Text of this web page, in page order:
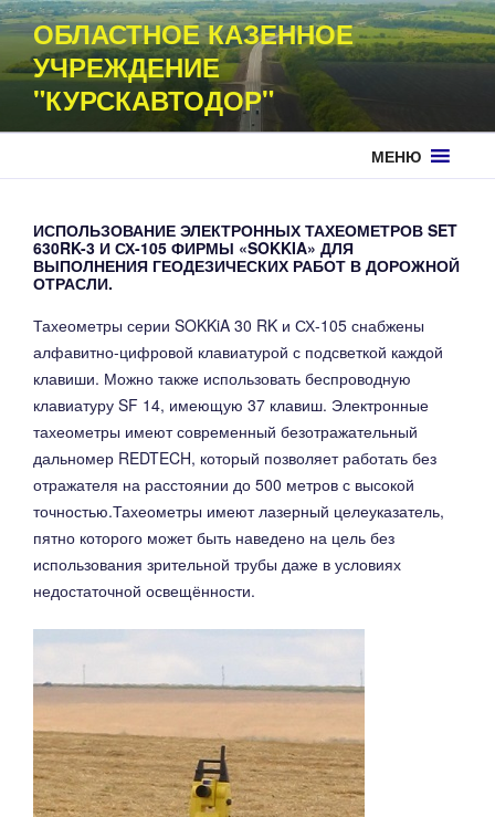
Перейти
к
содержимому
ОБЛАСТНОЕ КАЗЕННОЕ
УЧРЕЖДЕНИЕ
"КУРСКАВТОДОР"
МЕНЮ
ИСПОЛЬЗОВАНИЕ ЭЛЕКТРОННЫХ ТАХЕОМЕТРОВ SET
630RK-3 И СХ-105 ФИРМЫ «SOKKIA» ДЛЯ
ВЫПОЛНЕНИЯ ГЕОДЕЗИЧЕСКИХ РАБОТ В ДОРОЖНОЙ
ОТРАСЛИ.
Тахеометры серии SOKKiA 30 RK и СХ-105 снабжены
алфавитно-цифровой клавиатурой с подсветкой каждой
клавиши. Можно также использовать беспроводную
клавиатуру SF 14, имеющую 37 клавиш. Электронные
тахеометры имеют современный безотражательный
дальномер REDTECH, который позволяет работать без
отражателя на расстоянии до 500 метров с высокой
точностью.Тахеометры имеют лазерный целеуказатель,
пятно которого может быть наведено на цель без
использования зрительной трубы даже в условиях
недостаточной освещённости.